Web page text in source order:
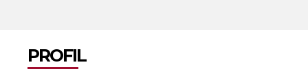
PROFIL